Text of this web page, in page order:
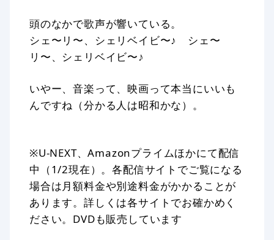
頭のなかで歌声が響いている。
シェ〜リ〜、シェリベイビ〜♪ シェ〜
リ〜、シェリベイビ〜♪
いやー、音楽って、映画って本当にいいも
んですね（分かる人は昭和かな）。
※U-NEXT、Amazonプライムほかにて配信
中（1/2現在）。各配信サイトでご覧になる
場合は月額料金や別途料金がかかることが
あります。詳しくは各サイトでお確かめく
ださい。DVDも販売しています